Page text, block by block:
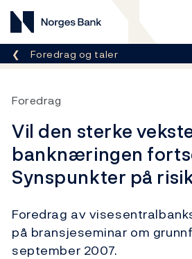
Norges Bank
Her er du nå:
Foredrag og taler
Foredrag
Vil den sterke
banknæringen
Synspunkter på
Foredrag av
på bransjeseminar om
september 2007.